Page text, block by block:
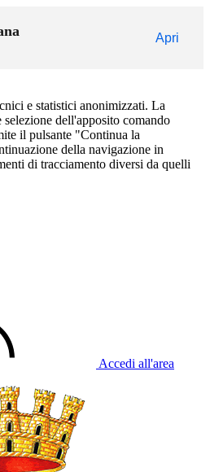
Apri
e statistici anonimizzati. La
dell'apposito comando
il pulsante "Continua la
della navigazione in
di tracciamento diversi da quelli
Accedi all'area